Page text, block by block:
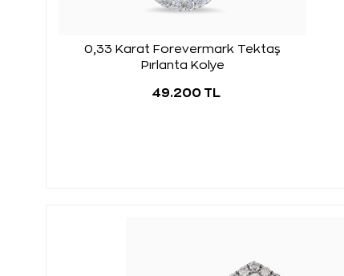
0,33 Karat Forevermark Tektaş
Pırlanta Kolye
49.200 TL